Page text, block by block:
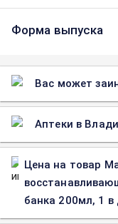
Форма выпуска
Вас может
Аптеки в
Цена на товар
банка 200мл, 1 в